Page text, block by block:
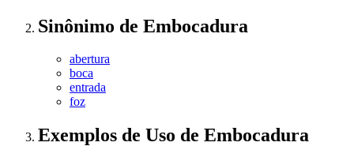
Sinônimo de Embocadura
abertura
boca
entrada
foz
Exemplos de Uso de Embocadura